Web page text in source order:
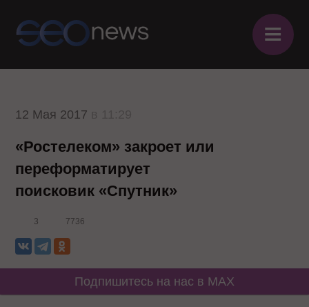
≡
12 Мая 2017
«Ростелеком» закроет или
переформатирует
поисковик «Спутник»
3 7736
Подпишитесь на нас в MAX